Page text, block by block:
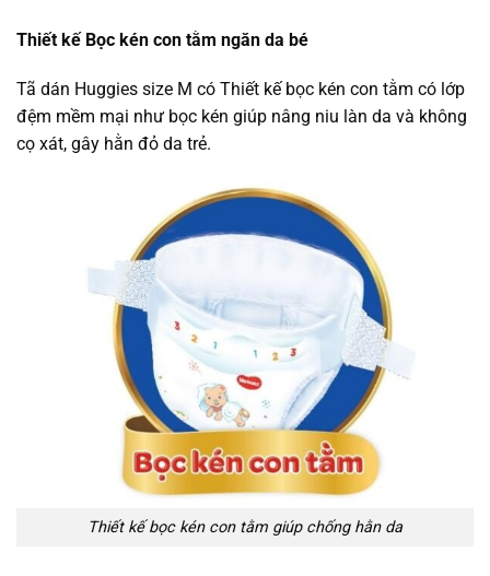
Thiết kế Bọc kén con tằm ngăn da bé
Tã dán Huggies size M có Thiết kế bọc kén con tằm có lớp
đệm mềm mại như bọc kén giúp nâng niu làn da và không
cọ xát, gây hằn đỏ da trẻ.
Thiết kế bọc kén con tằm giúp chống hằn da